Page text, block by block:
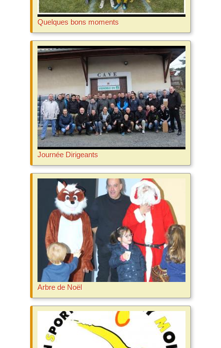
Quelques bons moments
Journée Dirigeants
Arbre de Noël